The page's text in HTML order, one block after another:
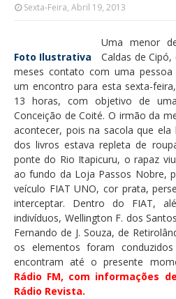
Sexta-Feira, Abril 19, 2013
Foto Ilustrativa
Uma menor
Caldas de
meses contato com uma
um encontro para esta sexta-
13 horas, com objetivo de
Conceição de Coité. O irmão da
acontecer, pois na sacola que
dos livros estava repleta de
ponte do Rio Itapicuru, o rapaz
ao fundo da Loja Passos Nobre,
veículo FIAT UNO, cor prata,
interceptar. Dentro do FIAT,
indivíduos, Wellington F. dos
Fernando de J. Souza, de
os elementos foram
encontram até o presente
Rádio FM, com informações
Rádio Revista.